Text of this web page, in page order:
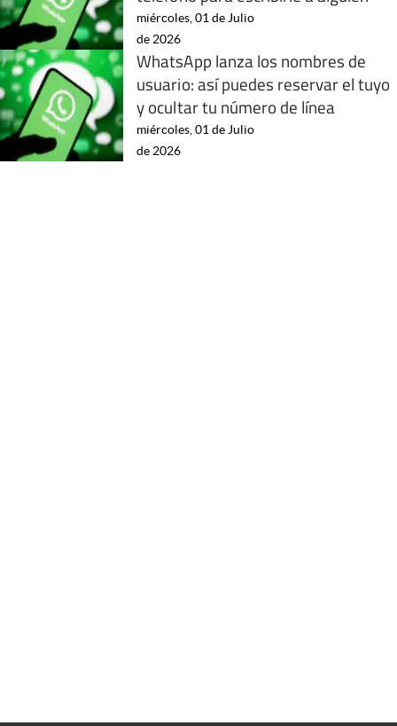
miércoles, 01 de Julio
de 2026
WhatsApp lanza los nombres de
usuario: así puedes reservar el tuyo
y ocultar tu número de línea
miércoles, 01 de Julio
de 2026